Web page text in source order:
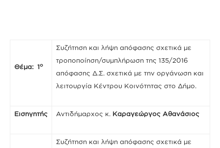
Θέμα: 1ο
Συζήτηση και λήψη απόφασης σχετικά με
τροποποίηση/συμπλήρωση της 135/2016
απόφασης Δ.Σ. σχετικά με την οργάνωση και
λειτουργία Κέντρου Κοινότητας στο Δήμο.
Εισηγητής Αντιδήμαρχος κ. Καραγεώργος Αθανάσιος
Συζήτηση και λήψη απόφασης σχετικά με